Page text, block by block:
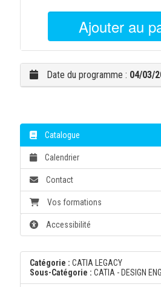
Ajouter au
Date du programme : 04/03/
Catalogue
Calendrier
Contact
Vos formations
Accessibilité
Catégorie : CATIA LEGACY
Sous-Catégorie : CATIA - DESIGN